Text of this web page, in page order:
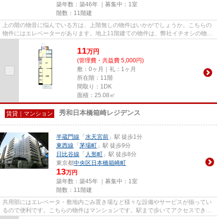
築年数：築46年 ｜募集中： 1室
階数：11階建
上の階の物音に悩んでいる方は、上階無しの物件はいかがでしょうか。こちらの
物件にはエレベーターがあります。地上11階建ての物件は、弊社イチオシの物件
です。トラスト・レジデンス...
11万円
(管理費・共益費 5,000円)
敷：0ヶ月｜礼：1ヶ月
所在階：11階
間取り：1DK
面積：25.08㎡
賃貸｜マンション 秀和日本橋箱崎レジデンス
半蔵門線 「 水天宮前 」駅 徒歩1分
東西線 「 茅場町 」駅 徒歩9分
日比谷線 「 人形町 」駅 徒歩8分
東京都中央区 日本橋箱崎町
13万円
築年数：築45年 ｜募集中： 1室
階数：11階建
共用部にはエレベータ・敷地内ごみ置き場など様々な設備やサービスが揃ってい
るので便利です。こちらの物件はマンションです。駅まで歩いてアクセスでき